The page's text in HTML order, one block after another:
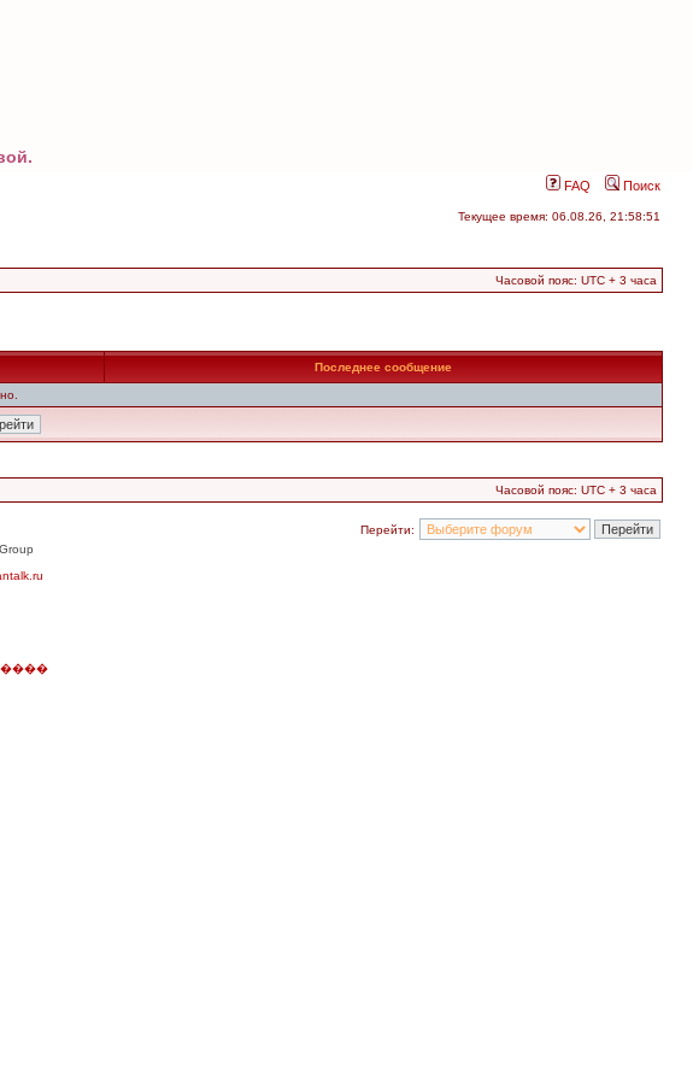
FAQ Поиск
Текущее время: 06.08.26, 21:58:51
Часовой пояс: UTC + 3 часа
Последнее сообщение
Часовой пояс: UTC + 3 часа
Перейти: